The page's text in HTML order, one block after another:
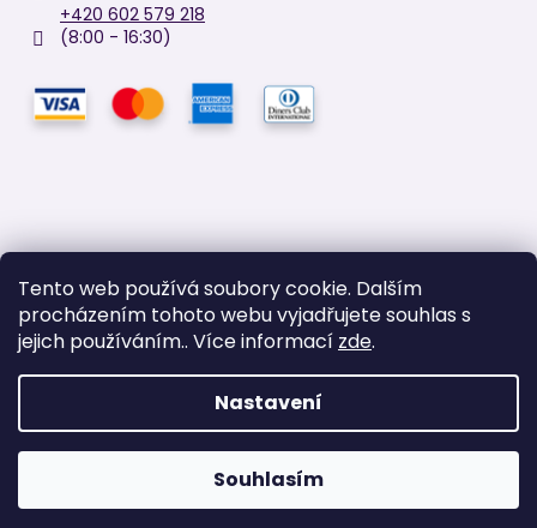
Tento web používá soubory cookie. Dalším
procházením tohoto webu vyjadřujete souhlas s
jejich používáním.. Více informací zde.
Nastavení
Souhlasím
+420 602 579 218
(8:00 - 16:30)
Facebook
TOZAX
Copyright 2026TOZAX. Všechna práva vyhrazena.Upravit
nastavení cookies